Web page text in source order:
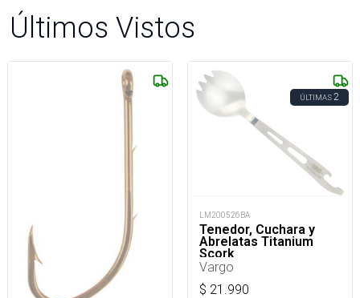
Últimos Vistos
ÚLTIMAS2
LM200526BA
Tenedor, Cuchara y
Abrelatas Titanium
Scork
Vargo
$ 21.990